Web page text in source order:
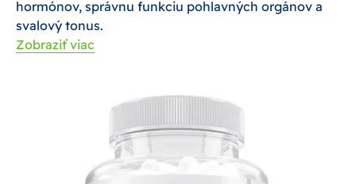
hormónov, správnu funkciu pohlavných orgánov a
svalový tonus.
Zobraziť viac